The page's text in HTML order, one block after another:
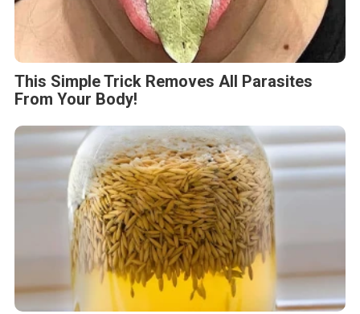
This Simple Trick Removes All Parasites
From Your Body!